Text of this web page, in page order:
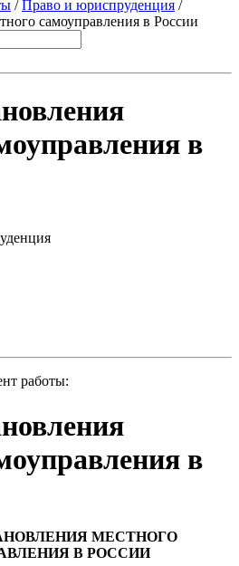
/Право и юриспруденция /
самоуправления в России
в
работы:
в
МЕСТНОГО
В РОССИИ